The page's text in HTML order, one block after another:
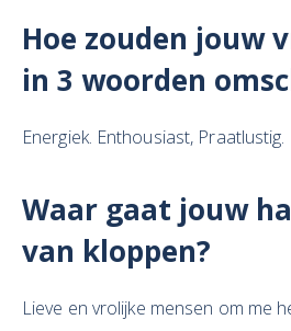
Hoe zouden jouw
in 3 woorden
Energiek. Enthousiast, Praatlustig.
Waar gaat jouw
van kloppen?
Lieve en vrolijke mensen om me